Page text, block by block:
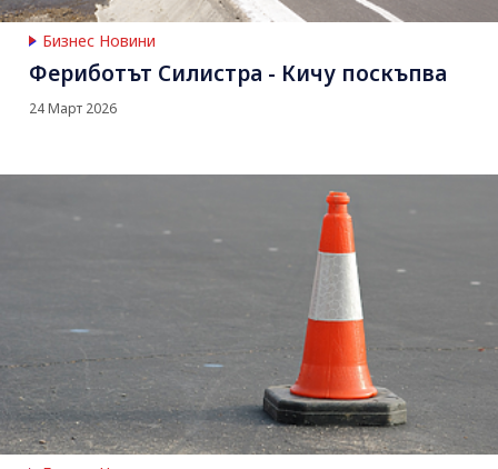
Бизнес Новини
Фериботът Силистра - Кичу поскъпва
24 Март 2026